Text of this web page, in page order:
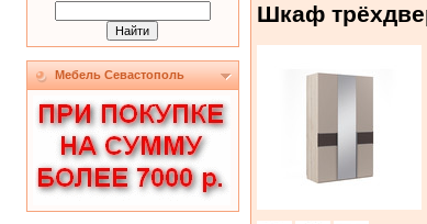
Мебель Севастополь
Шкаф